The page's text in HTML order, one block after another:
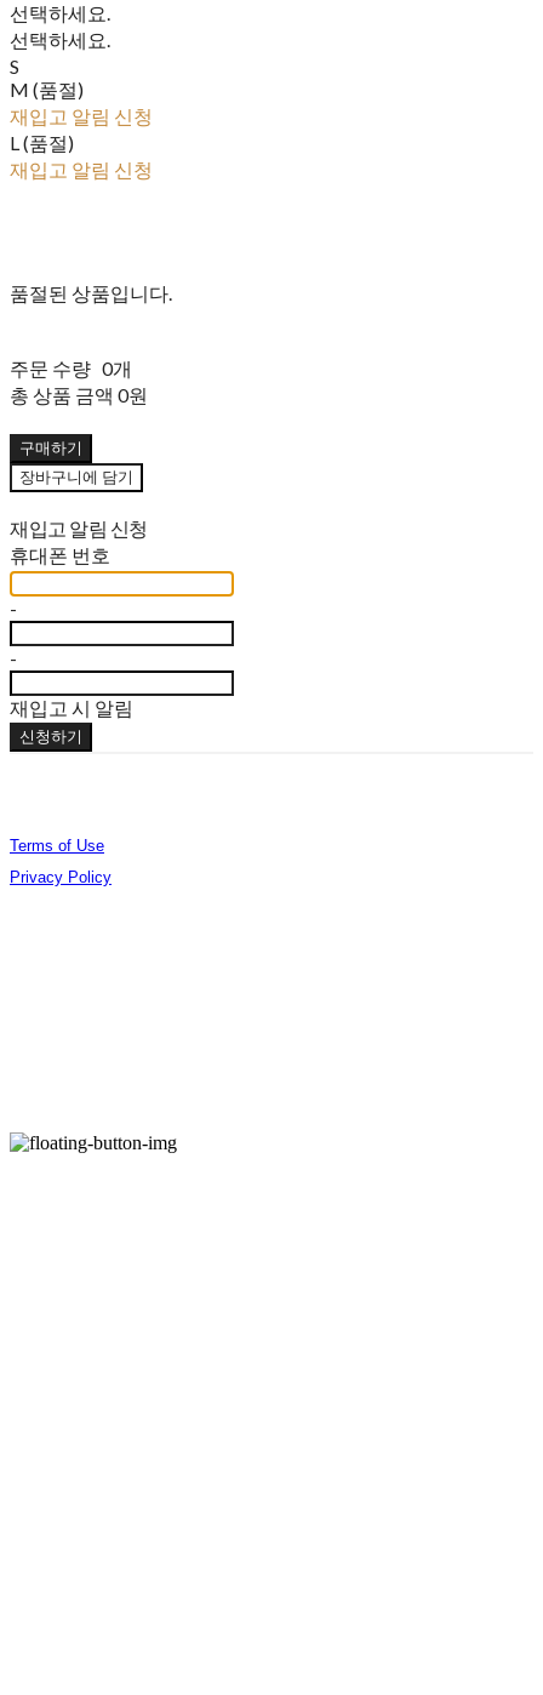
선택하세요.
선택하세요.
S
M (품절)
재입고 알림 신청
L (품절)
재입고 알림 신청
품절된 상품입니다.
주문 수량 0개
총 상품 금액 0원
구매하기
장바구니에 담기
재입고 알림 신청
휴대폰 번호
-
-
재입고 시 알림
신청하기
Terms of Use
Privacy Policy